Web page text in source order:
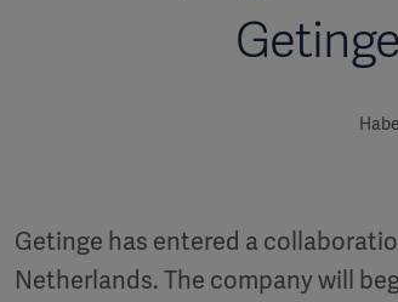
Getinge has entered a
Netherlands. The company will